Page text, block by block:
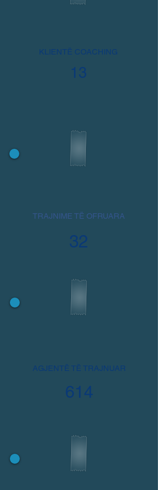
​KLIENTË COACHING
13
TRAJNIME TË OFRUARA
32
AGJENTË TË TRAJNUAR
614